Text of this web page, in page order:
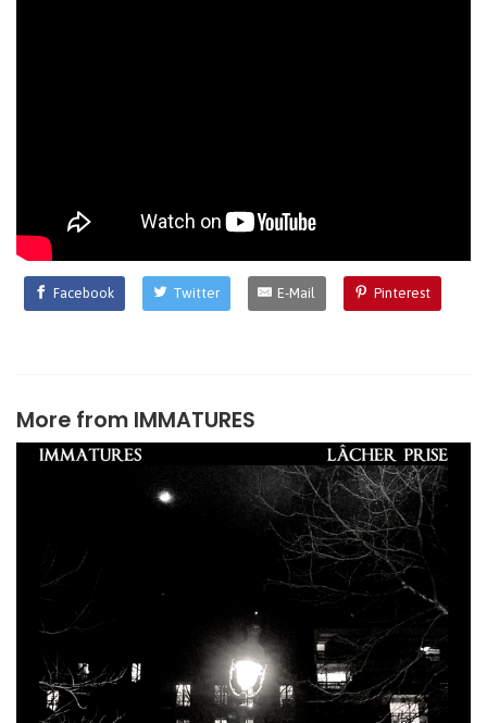
Facebook Twitter E-Mail Pinterest
More from IMMATURES